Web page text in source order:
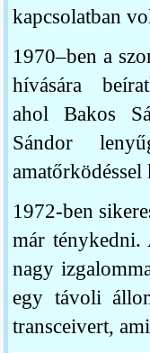
kapcsolatban
1970–ben a
hívására
ahol Bakos
Sándor
1972-ben
már
nagy
egy távoli
transceivert,